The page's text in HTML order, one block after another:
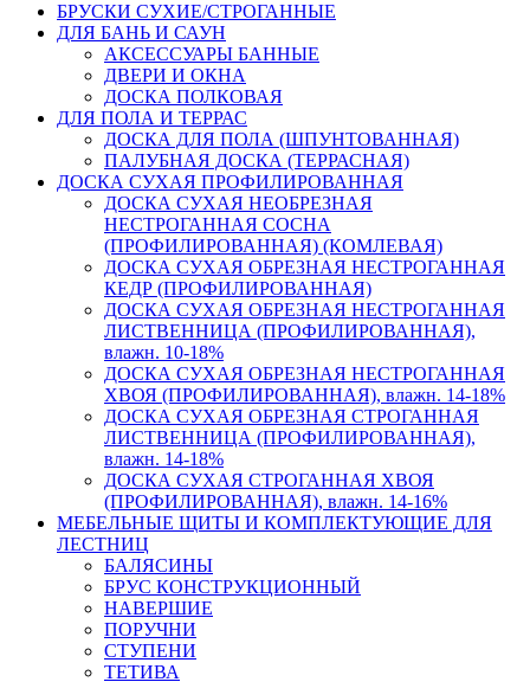
БРУСКИ СУХИЕ/СТРОГАННЫЕ
ДЛЯ БАНЬ И САУН
АКСЕССУАРЫ БАННЫЕ
ДВЕРИ И ОКНА
ДОСКА ПОЛКОВАЯ
ДЛЯ ПОЛА И ТЕРРАС
ДОСКА ДЛЯ ПОЛА (ШПУНТОВАННАЯ)
ПАЛУБНАЯ ДОСКА (ТЕРРАСНАЯ)
ДОСКА СУХАЯ ПРОФИЛИРОВАННАЯ
ДОСКА СУХАЯ НЕОБРЕЗНАЯ
НЕСТРОГАННАЯ СОСНА
(ПРОФИЛИРОВАННАЯ) (КОМЛЕВАЯ)
ДОСКА СУХАЯ ОБРЕЗНАЯ НЕСТРОГАННАЯ
КЕДР (ПРОФИЛИРОВАННАЯ)
ДОСКА СУХАЯ ОБРЕЗНАЯ НЕСТРОГАННАЯ
ЛИСТВЕННИЦА (ПРОФИЛИРОВАННАЯ),
влажн. 10-18%
ДОСКА СУХАЯ ОБРЕЗНАЯ НЕСТРОГАННАЯ
ХВОЯ (ПРОФИЛИРОВАННАЯ), влажн. 14-18%
ДОСКА СУХАЯ ОБРЕЗНАЯ СТРОГАННАЯ
ЛИСТВЕННИЦА (ПРОФИЛИРОВАННАЯ),
влажн. 14-18%
ДОСКА СУХАЯ СТРОГАННАЯ ХВОЯ
(ПРОФИЛИРОВАННАЯ), влажн. 14-16%
МЕБЕЛЬНЫЕ ЩИТЫ И КОМПЛЕКТУЮЩИЕ ДЛЯ
ЛЕСТНИЦ
БАЛЯСИНЫ
БРУС КОНСТРУКЦИОННЫЙ
НАВЕРШИЕ
ПОРУЧНИ
СТУПЕНИ
ТЕТИВА